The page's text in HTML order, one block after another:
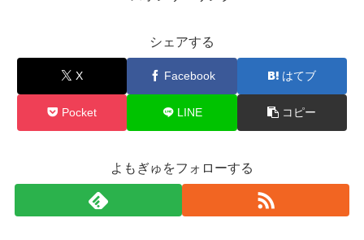
シェアする
X Facebook はてブ
Pocket LINE コピー
よもぎゅをフォローする